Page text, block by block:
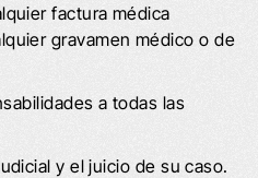
factura médica
gravamen médico o de
a todas las
y el juicio de su caso.